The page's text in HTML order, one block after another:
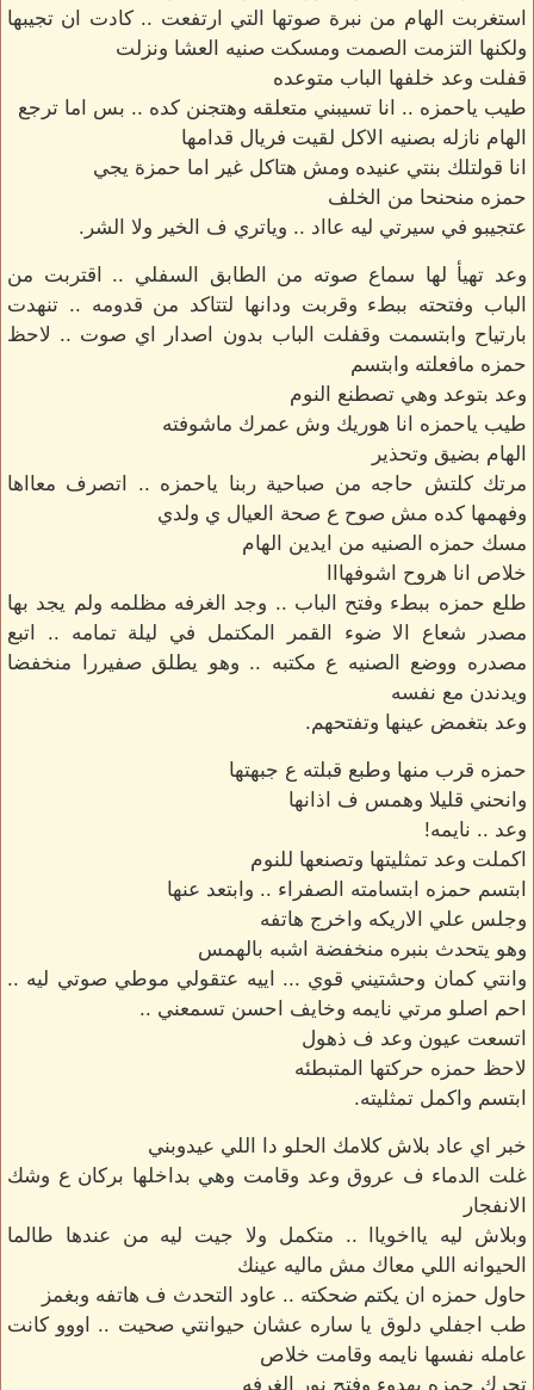
استغربت الهام من نبرة صوتها التي ارتفعت .. كادت ان تجيبها
ولكنها التزمت الصمت ومسكت صنيه العشا ونزلت
قفلت وعد خلفها الباب متوعده
طيب ياحمزه .. انا تسيبني متعلقه وهتجنن كده .. بس اما ترجع
الهام نازله بصنيه الاكل لقيت فريال قدامها
انا قولتلك بنتي عنيده ومش هتاكل غير اما حمزة يجي
حمزه منحنحا من الخلف
عتجيبو في سيرتي ليه عااد .. وياتري ف الخير ولا الشر.
وعد تهيأ لها سماع صوته من الطابق السفلي .. اقتربت من
الباب وفتحته ببطء وقربت ودانها لتتاكد من قدومه .. تنهدت
بارتياح وابتسمت وقفلت الباب بدون اصدار اي صوت .. لاحظ
حمزه مافعلته وابتسم
وعد بتوعد وهي تصطنع النوم
طيب ياحمزه انا هوريك وش عمرك ماشوفته
الهام بضيق وتحذير
مرتك كلتش حاجه من صباحية ربنا ياحمزه .. اتصرف معااها
وفهمها كده مش صوح ع صحة العيال ي ولدي
مسك حمزه الصنيه من ايدين الهام
خلاص انا هروح اشوفهااا
طلع حمزه ببطء وفتح الباب .. وجد الغرفه مظلمه ولم يجد بها
مصدر شعاع الا ضوء القمر المكتمل في ليلة تمامه .. اتبع
مصدره ووضع الصنيه ع مكتبه .. وهو يطلق صفيررا منخفضا
ويدندن مع نفسه
وعد بتغمض عينها وتفتحهم.
حمزه قرب منها وطبع قبلته ع جبهتها
وانحني قليلا وهمس ف اذانها
وعد .. نايمه!
اكملت وعد تمثليتها وتصنعها للنوم
ابتسم حمزه ابتسامته الصفراء .. وابتعد عنها
وجلس علي الاريكه واخرج هاتفه
وهو يتحدث بنبره منخفضة اشبه بالهمس
وانتي كمان وحشتيني قوي ... اييه عتقولي موطي صوتي ليه ..
احم اصلو مرتي نايمه وخايف احسن تسمعني ..
اتسعت عيون وعد ف ذهول
لاحظ حمزه حركتها المتبطئه
ابتسم واكمل تمثليته.
خبر اي عاد بلاش كلامك الحلو دا اللي عيدوبني
غلت الدماء ف عروق وعد وقامت وهي بداخلها بركان ع وشك
الانفجار
وبلاش ليه يااخوياا .. متكمل ولا جيت ليه من عندها طالما
الحيوانه اللي معاك مش ماليه عينك
حاول حمزه ان يكتم ضحكته .. عاود التحدث ف هاتفه وبغمز
طب اجفلي دلوق يا ساره عشان حيوانتي صحيت .. اووو كانت
عامله نفسها نايمه وقامت خلاص
تحرك حمزه بهدوء وفتح نور الغرفه